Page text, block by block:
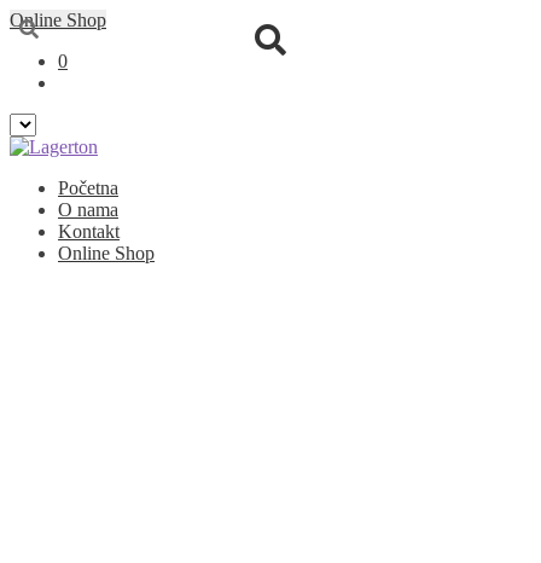
Online Shop
0
Preskoči
navigaciju
Skoči
sadržaj
Početna
O nama
Kontakt
Online Shop